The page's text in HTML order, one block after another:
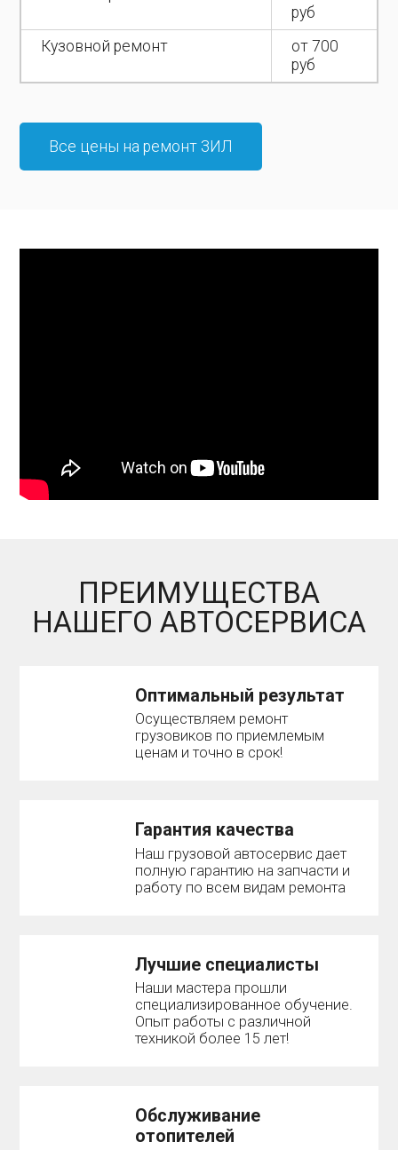
руб
Кузовной ремонт
от 700
руб
Все цены на ремонт ЗИЛ
ПРЕИМУЩЕСТВА
НАШЕГО АВТОСЕРВИСА
Оптимальный результат
Осуществляем ремонт
грузовиков по приемлемым
ценам и точно в срок!
Гарантия качества
Наш грузовой автосервис дает
полную гарантию на запчасти и
работу по всем видам ремонта
Лучшие специалисты
Наши мастера прошли
специализированное обучение.
Опыт работы с различной
техникой более 15 лет!
Обслуживание
отопителей